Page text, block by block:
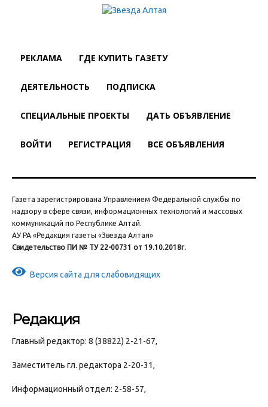
РЕКЛАМА ГДЕ КУПИТЬ ГАЗЕТУ
ДЕЯТЕЛЬНОСТЬ ПОДПИСКА
СПЕЦИАЛЬНЫЕ ПРОЕКТЫ ДАТЬ ОБЪЯВЛЕНИЕ
ВОЙТИ РЕГИСТРАЦИЯ ВСЕ ОБЪЯВЛЕНИЯ
Газета зарегистрирована Управлением Федеральной службы по
надзору в сфере связи, информационных технологий и массовых
коммуникаций по Республике Алтай.
АУ РА «Редакция газеты «Звезда Алтая»
Свидетельство ПИ № ТУ 22-00731 от 19.10.2018г.
Версия сайта для слабовидящих
Редакция
Главный редактор: 8 (38822) 2-21-67,
Заместитель гл. редактора 2-20-31,
Информационный отдел: 2-58-57,